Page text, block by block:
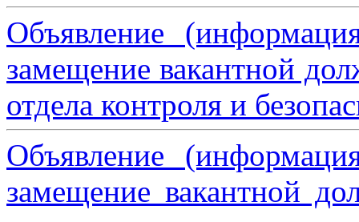
Объявление
замещение вакантной
отдела контроля и
Объявление
замещение вакантной